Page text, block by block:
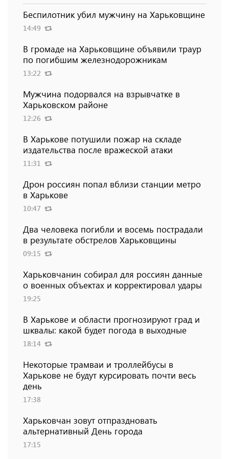
Беспилотник убил мужчину на Харьковщине
14:49
В громаде на Харьковщине объявили траур
по погибшим железнодорожникам
13:22
Мужчина подорвался на взрывчатке в
Харьковском районе
12:26
В Харькове потушили пожар на складе
издательства после вражеской атаки
11:31
Дрон россиян попал вблизи станции метро
в Харькове
10:47
Два человека погибли и восемь пострадали
в результате обстрелов Харьковщины
09:15
Харьковчанин собирал для россиян данные
о военных объектах и ​​корректировал удары
19:25
В Харькове и области прогнозируют град и
шквалы: какой будет погода в выходные
18:14
Некоторые трамваи и троллейбусы в
Харькове не будут курсировать почти весь
день
17:38
Харьковчан зовут отпраздновать
альтернативный День города
17:15